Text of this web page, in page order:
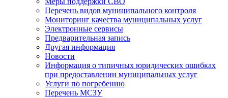
Перечень видов муниципального контроля
Мониторинг качества муниципальных услуг
Электронные сервисы
Предварительная запись
Другая информация
Новости
Информация о типичных юридических ошибках
при предоставлении муниципальных услуг
Услуги по погребению
Перечень МСЗУ